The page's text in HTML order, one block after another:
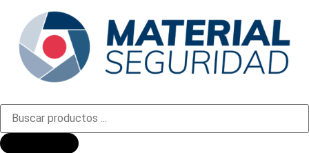
Búsqueda
productos